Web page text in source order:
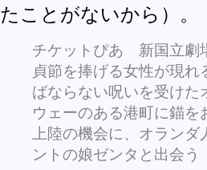
たことがないから）。
チケットぴあ 新国立劇
貞節を捧げる女性が現
ばならない呪いを受け
ウェーのある港町に錨
上陸の機会に、オラン
ントの娘ゼンタと出会う